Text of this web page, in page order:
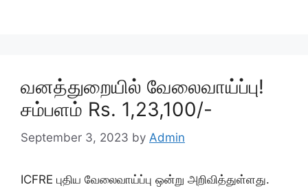
வனத்துறையில் வேலைவாய்ப்பு!
சம்பளம் Rs. 1,23,100/-
September 3, 2023 by Admin
ICFRE புதிய வேலைவாய்ப்பு ஒன்று அறிவித்துள்ளது.